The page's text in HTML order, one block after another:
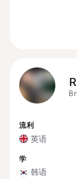
流利
英语
学
韩语